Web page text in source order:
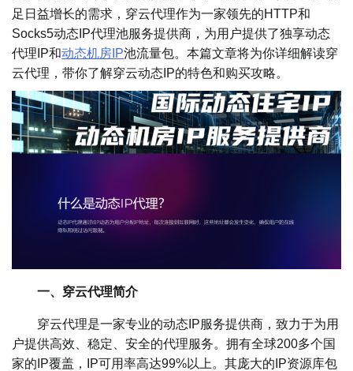
足日益增长的需求，穿云代理作为一家领先的HTTP和
Socks5动态IP代理池服务提供商，为用户提供了独享动态
代理IP和动态机房IP池流量包。本篇文章将为你详细解读穿
云代理，带你了解穿云动态IP的特色和购买攻略。
一、穿云代理简介
穿云代理是一家专业的动态IP服务提供商，致力于为用
户提供高效、稳定、安全的代理服务。拥有全球200多个国
家的IP覆盖，IP可用率高达99%以上。其庞大的IP资源库包